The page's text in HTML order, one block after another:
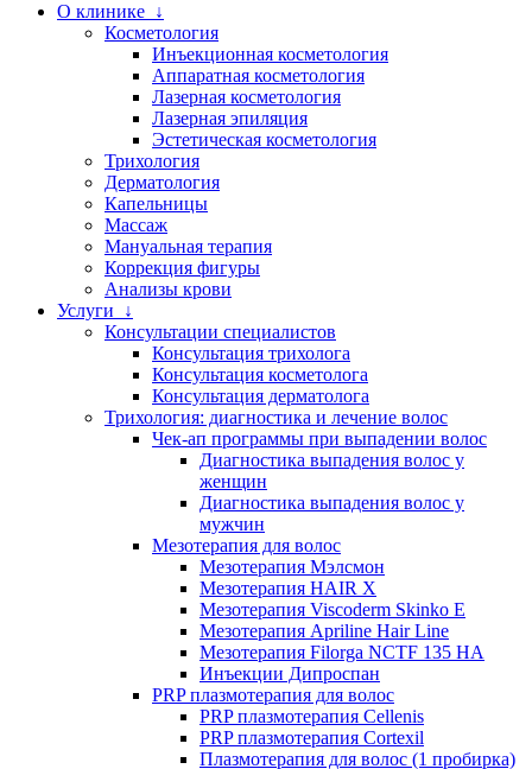
О клинике ↓
Косметология
Инъекционная косметология
Аппаратная косметология
Лазерная косметология
Лазерная эпиляция
Эстетическая косметология
Трихология
Дерматология
Капельницы
Массаж
Мануальная терапия
Коррекция фигуры
Анализы крови
Услуги ↓
Консультации специалистов
Консультация трихолога
Консультация косметолога
Консультация дерматолога
Трихология: диагностика и лечение волос
Чек-ап программы при выпадении волос
Диагностика выпадения волос у
женщин
Диагностика выпадения волос у
мужчин
Мезотерапия для волос
Мезотерапия Мэлсмон
Мезотерапия HAIR X
Мезотерапия Viscoderm Skinko E
Мезотерапия Apriline Hair Line
Мезотерапия Filorga NCTF 135 HA
Инъекции Дипроспан
PRP плазмотерапия для волос
PRP плазмотерапия Cellenis
PRP плазмотерапия Cortexil
Плазмотерапия для волос (1 пробирка)